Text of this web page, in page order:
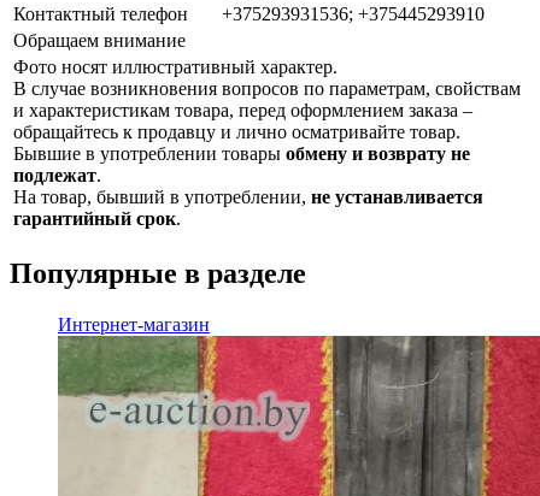
Контактный телефон
+375293931536; +375445293910
Обращаем внимание
Фото носят иллюстративный характер.
В случае возникновения вопросов по параметрам, свойствам
и характеристикам товара, перед оформлением заказа –
обращайтесь к продавцу и лично осматривайте товар.
Бывшие в употреблении товары обмену и возврату не
подлежат.
На товар, бывший в употреблении, не устанавливается
гарантийный срок.
Популярные в разделе
Интернет-магазин